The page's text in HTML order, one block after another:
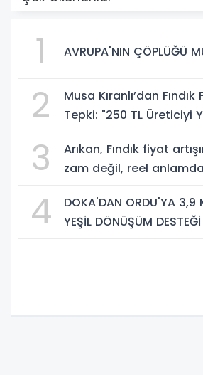
1 AVRUPA'NIN ÇÖPLÜĞÜ
2
Musa Kıranlı’dan
Tepki: "250 TL Üreticiyi
3
Arıkan, Fındık fiyat
zam değil, reel
4
DOKA'DAN ORDU'YA 3,9
YEŞİL DÖNÜŞÜM DESTEĞİ